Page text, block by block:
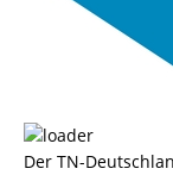
Der TN-